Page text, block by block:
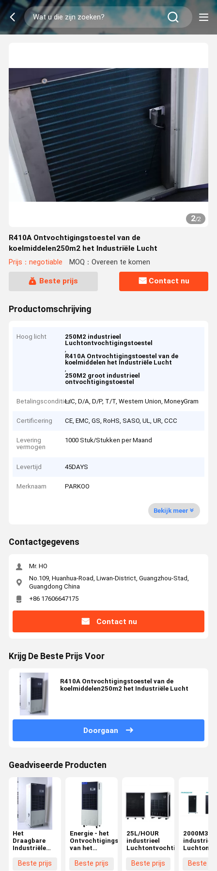
2/2
R410A Ontvochtigingstoestel van de
koelmiddelen250m2 het Industriële Lucht
Prijs：negotiable MOQ：Overeen te komen
Beste prijs Contact nu
Productomschrijving
Hoog licht
250M2 industrieel
Luchtontvochtigingstoestel
,
R410A Ontvochtigingstoestel van de
koelmiddelen het Industriële Lucht
,
250M2 groot industrieel
ontvochtigingstoestel
BetalingsconditiesL/C, D/A, D/P, T/T, Western Union, MoneyGram
Certificering CE, EMC, GS, RoHS, SASO, UL, UR, CCC
Levering
vermogen
1000 Stuk/Stukken per Maand
Levertijd 45DAYS
Merknaam PARKOO
Bekijk meer
Contactgegevens
Mr. HO
No.109, Huanhua-Road, Liwan-District, Guangzhou-Stad,
Guangdong China
+86 17606647175
Contact nu
Krijg De Beste Prijs Voor
R410A Ontvochtigingstoestel van de
koelmiddelen250m2 het Industriële Lucht
Doorgaan
Geadviseerde Producten
Het
Draagbare
Industriële
met geringe
Beste prijs
Energie - het
Ontvochtigingstoestel
van het
1200m3/H
Beste prijs
25L/HOUR
industrieel
Luchtontvochtigingstoestel
Beste prijs
2000M3/H
industrieel
Beste